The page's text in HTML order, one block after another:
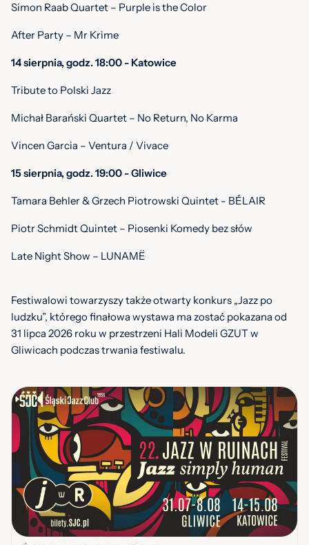
Simon Raab Quartet – Purple is the Color
After Party – Mr Krime
14 sierpnia, godz. 18:00 - Katowice
Tribute to Polski Jazz
Michał Barański Quartet – No Return, No Karma
Vincen Garcia – Ventura / Vivace
15 sierpnia, godz. 19:00 - Gliwice
Tamara Behler & Grzech Piotrowski Quintet - BÉLAIR
Piotr Schmidt Quintet – Piosenki Komedy bez słów
Late Night Show – LUNAMË
Festiwalowi towarzyszy także otwarty konkurs „Jazz po
ludzku”, którego finałowa wystawa ma zostać pokazana od
31 lipca 2026 roku w przestrzeni Hali Modeli GZUT w
Gliwicach podczas trwania festiwalu.